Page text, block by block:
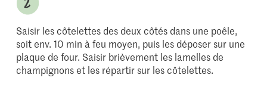
Saisir les côtelettes des deux côtés dans une poêle,
soit env. 10 min à feu moyen, puis les déposer sur une
plaque de four. Saisir brièvement les lamelles de
champignons et les répartir sur les côtelettes.